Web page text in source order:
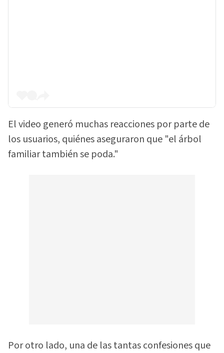
El video generó muchas reacciones por parte de
los usuarios, quiénes aseguraron que "el árbol
familiar también se poda."
Por otro lado, una de las tantas confesiones que